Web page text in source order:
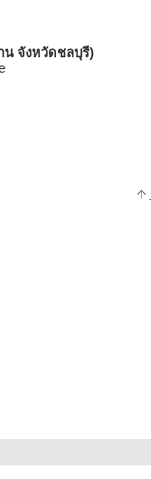
น จังหวัดชลบุรี)